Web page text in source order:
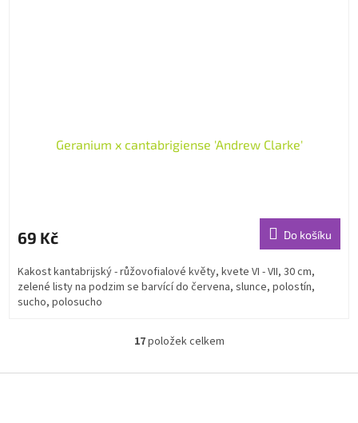
Geranium x cantabrigiense 'Andrew Clarke'
69 Kč Do košíku
Kakost kantabrijský - růžovofialové květy, kvete VI - VII, 30 cm,
zelené listy na podzim se barvící do červena, slunce, polostín,
sucho, polosucho
O
l
17položek celkem